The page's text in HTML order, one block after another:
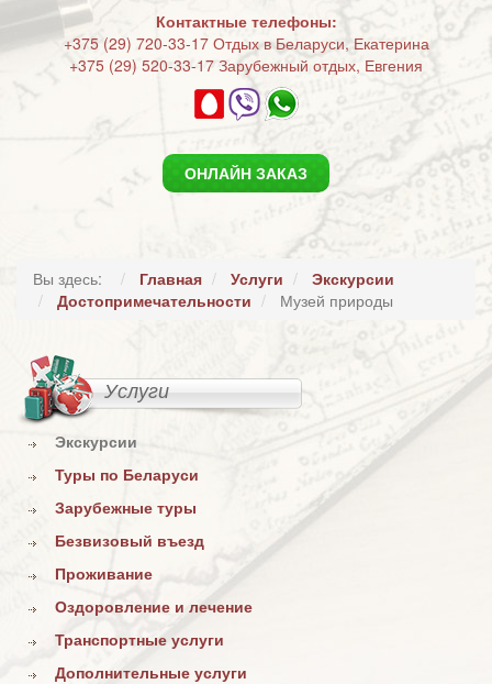
Контактные телефоны:
+375 (29) 720-33-17 Отдых в Беларуси, Екатерина
+375 (29) 520-33-17 Зарубежный отдых, Евгения
ОНЛАЙН ЗАКАЗ
Вы здесь: Главная Услуги
Экскурсии
Достопримечательности
Музей природы
Услуги
Экскурсии
Туры по Беларуси
Зарубежные туры
Безвизовый въезд
Проживание
Оздоровление и лечение
Транспортные услуги
Дополнительные услуги